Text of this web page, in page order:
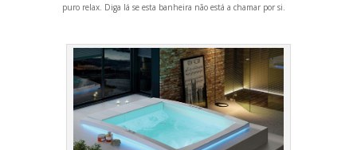
puro relax. Diga lá se esta banheira não está a chamar por si.